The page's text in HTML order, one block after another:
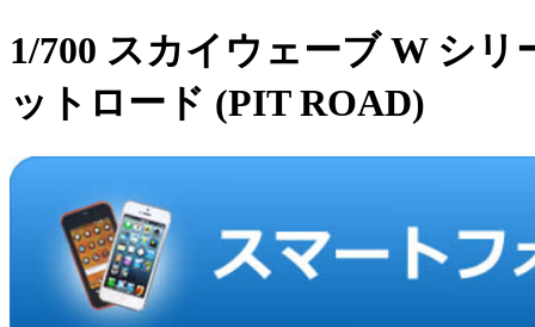
1/700 スカイウェーブ W シ
ットロード (PIT ROAD)